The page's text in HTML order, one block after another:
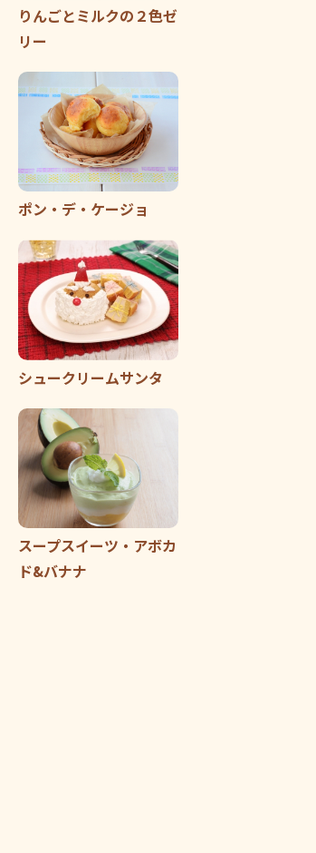
りんごとミルクの２色ゼ
リー
ポン・デ・ケージョ
シュークリームサンタ
スープスイーツ・アボカ
ド&バナナ